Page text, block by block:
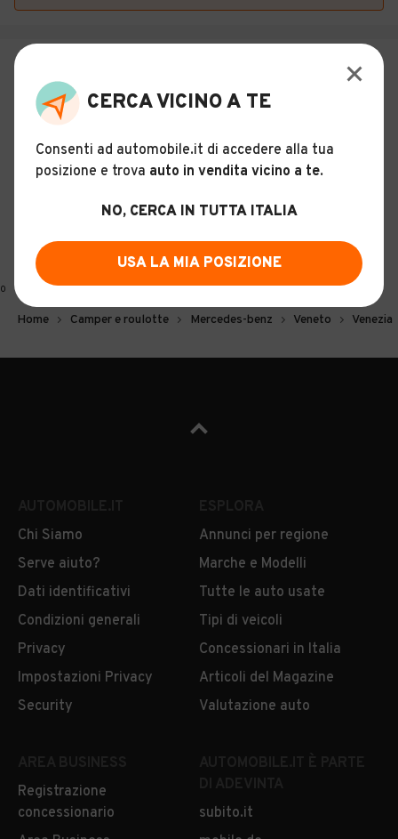
0
Home Camper e roulotte Mercedes-benz Veneto Venezia
Chi Siamo
Serve aiuto?
Dati identificativi
Condizioni generali
Privacy
Impostazioni Privacy
Security
Annunci per regione
Marche e Modelli
Tutte le auto usate
Tipi di veicoli
Concessionari in Italia
Articoli del Magazine
Valutazione auto
Registrazione
concessionario
subito.it
CERCA VICINO A TE
Consenti ad automobile.it di accedere alla tua
posizione e trova auto in vendita vicino a te.
NO, CERCA IN TUTTA ITALIA
USA LA MIA POSIZIONE